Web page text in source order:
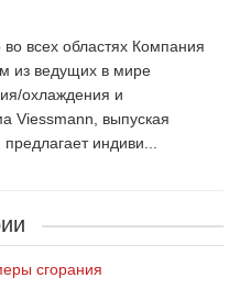
всех областях Компания
из ведущих в мире
охлаждения и
Viessmann, выпуская
индиви...